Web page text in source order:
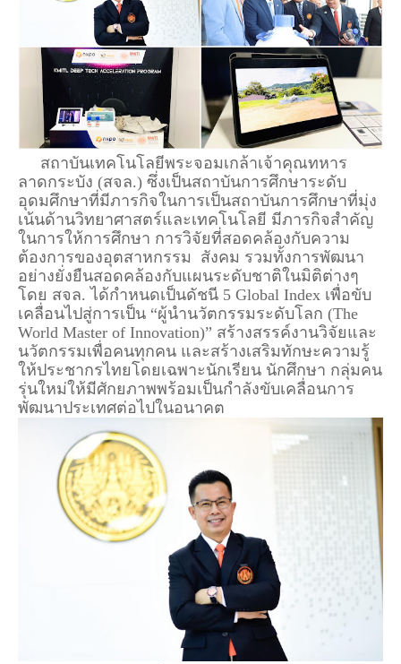
สถาบันเทคโนโลยีพระจอมเกล้าเจ้าคุณทหาร
ลาดกระบัง (สจล.) ซึ่งเป็นสถาบันการศึกษาระดับ
อุดมศึกษาที่มีภารกิจในการเป็นสถาบันการศึกษาที่มุ่ง
เน้นด้านวิทยาศาสตร์และเทคโนโลยี มีภารกิจสำคัญ
ในการให้การศึกษา การวิจัยที่สอดคล้องกับความ
ต้องการของอุตสาหกรรม สังคม รวมทั้งการพัฒนา
อย่างยั่งยืนสอดคล้องกับแผนระดับชาติในมิติต่างๆ
โดย สจล. ได้กำหนดเป็นดัชนี 5 Global Index เพื่อขับ
เคลื่อนไปสู่การเป็น “ผู้นำนวัตกรรมระดับโลก (The
World Master of Innovation)” สร้างสรรค์งานวิจัยและ
นวัตกรรมเพื่อคนทุกคน และสร้างเสริมทักษะความรู้
ให้ประชากรไทยโดยเฉพาะนักเรียน นักศึกษา กลุ่มคน
รุ่นใหม่ให้มีศักยภาพพร้อมเป็นกำลังขับเคลื่อนการ
พัฒนาประเทศต่อไปในอนาคต